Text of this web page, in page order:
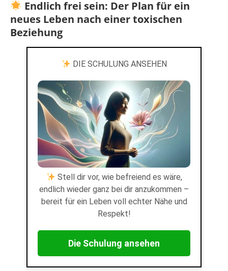
Endlich frei sein: Der Plan für ein
neues Leben nach einer toxischen
Beziehung
DIE SCHULUNG ANSEHEN
Stell dir vor, wie befreiend es wäre,
endlich wieder ganz bei dir anzukommen –
bereit für ein Leben voll echter Nähe und
Respekt!
Die Schulung ansehen